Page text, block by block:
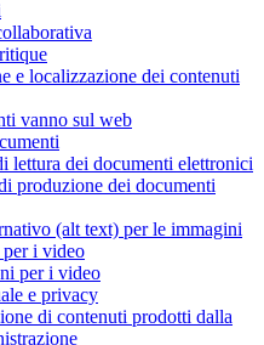
e localizzazione dei contenuti
vanno sul web
lettura dei documenti elettronici
produzione dei documenti
(alt text) per le immagini
i video
per i video
e privacy
di contenuti prodotti dalla